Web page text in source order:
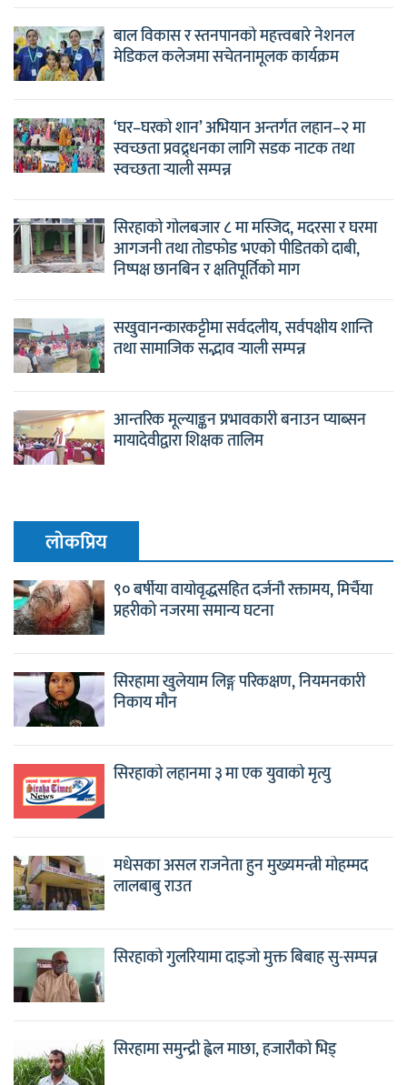
बाल विकास र स्तनपानको महत्त्वबारे नेशनल
मेडिकल कलेजमा सचेतनामूलक कार्यक्रम
‘घर–घरको शान’ अभियान अन्तर्गत लहान–२ मा
स्वच्छता प्रवद्र्धनका लागि सडक नाटक तथा
स्वच्छता र्‍याली सम्पन्न
सिरहाको गोलबजार ८ मा मस्जिद, मदरसा र घरमा
आगजनी तथा तोडफोड भएको पीडितको दाबी,
निष्पक्ष छानबिन र क्षतिपूर्तिको माग
सखुवानन्कारकट्टीमा सर्वदलीय, सर्वपक्षीय शान्ति
तथा सामाजिक सद्भाव र्‍याली सम्पन्न
आन्तरिक मूल्याङ्कन प्रभावकारी बनाउन प्याब्सन
मायादेवीद्वारा शिक्षक तालिम
लाेकप्रिय
९० बर्षीया वायोवृद्धसहित दर्जनौ रक्तामय, मिर्चैया
प्रहरीको नजरमा समान्य घटना
सिरहामा खुलेयाम लिङ्ग परिकक्षण, नियमनकारी
निकाय मौन
सिरहाको लहानमा ३ मा एक युवाको मृत्यु
मधेसका असल राजनेता हुन मुख्यमन्त्री मोहम्मद
लालबाबु राउत
सिरहाको गुलरियामा दाइजो मुक्त बिबाह सु-सम्पन्न
सिरहामा समुन्द्री ह्वेल माछा, हजारौको भिड्